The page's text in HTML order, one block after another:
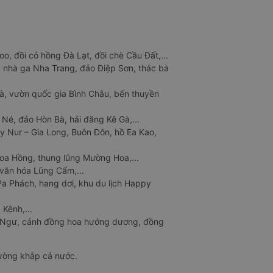
đồi cỏ hồng Đà Lạt, đồi chè Cầu Đất,...
ga Nha Trang, đảo Điệp Sơn, thác bà
vườn quốc gia Bình Châu, bến thuyền
đảo Hòn Bà, hải đăng Kê Gà,...
– Gia Long, Buôn Đôn, hồ Ea Kao,
Hồng, thung lũng Mường Hoa,...
hóa Lũng Cẩm,...
Phách, hang dơi, khu du lịch Happy
cánh đồng hoa hướng dương, đồng
khắp cả nước.